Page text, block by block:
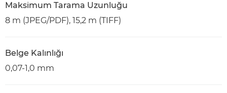
Maksimum Tarama Uzunluğu
8 m (JPEG/PDF), 15,2 m (TIFF)
Belge Kalınlığı
0,07-1,0 mm